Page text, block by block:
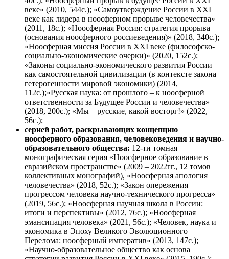
веке» (2010, 544с.); «Самоутверждение России в XXI
веке как лидера в ноосферном прорыве человечества»
(2011, 18с.); «Ноосферная Россия: стратегия прорыва
(основания ноосферного россиеведения)» (2018, 340с.);
«Ноосферная миссия России в XXI веке (философско-
социально-экономические очерки)» (2020, 152с.);
«Законы социально-экономического развития России
как самостоятельной цивилизации (в контексте закона
гетерогенности мировой экономики) (2014,
112с.);«Русская наука: от прошлого – к ноосферной
ответственности за Будущее России и человечества»
(2018, 200с.); «Мы – русские, какой восторг!» (2022,
56с.);
серией работ, раскрывающих концепцию
ноосферного образования, человековедения и научно-
образовательного общества: 12-ти томная
монографическая серия «Ноосферное образование в
евразийском пространстве» (2009 – 2022гг., 12 томов
коллективных монографий), «Ноосферная апология
человечества» (2018, 52с.); «Закон опережения
прогрессом человека научно-технического прогресса»
(2019, 56с.); «Ноосферная научная школа в России:
итоги и перспективы» (2012, 76с.); «Ноосферная
эмансипация человека» (2021, 56с.); «Человек, наука и
экономика в Эпоху Великого Эволюционного
Перелома: ноосферный императив» (2013, 147с.);
«Научно-образовательное общество как основа